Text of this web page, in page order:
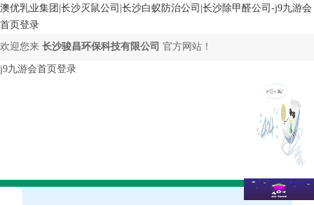
澳优乳业集团|长沙灭鼠公司|长沙白蚁防治公司|长沙除甲醛公司-j9九游会
首页登录
欢迎您来 长沙骏昌环保科技有限公司 官方网站！
j9九游会首页登录